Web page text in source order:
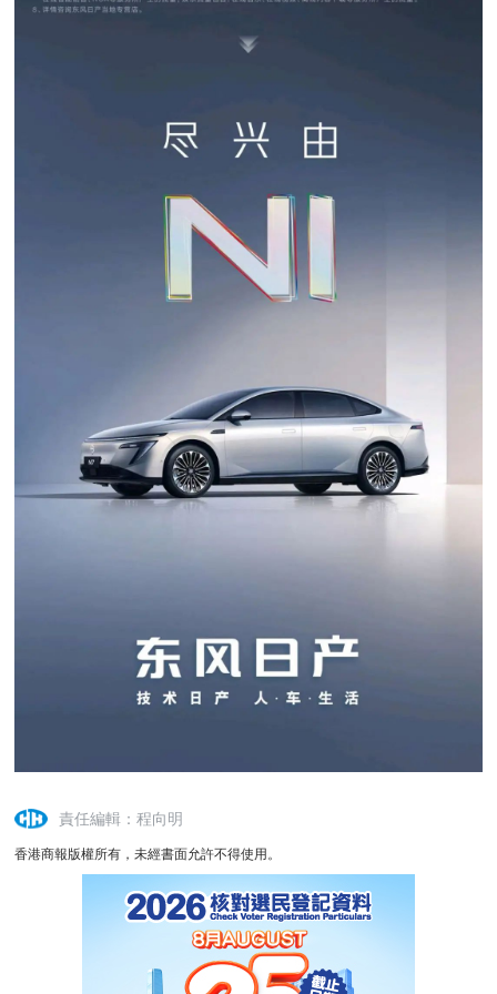
責任編輯：程向明
香港商報版權所有，未經書面允許不得使用。